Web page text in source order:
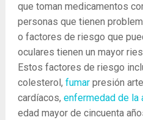
que toman medicamentos
personas que tienen
o factores de riesgo que
oculares tienen un mayor
Estos factores de riesgo
colesterol, fumar presión
cardíacos, enfermedad de la
edad mayor de cincuenta